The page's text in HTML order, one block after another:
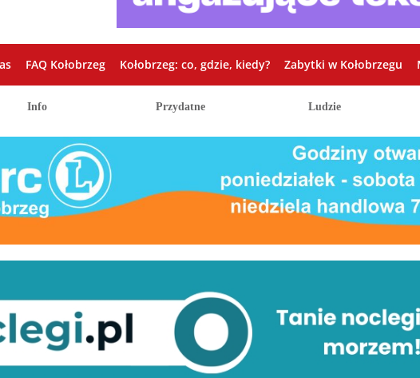
FAQ Kołobrzeg Kołobrzeg: co, gdzie, kiedy? Zabytki w Kołobrzegu
Info Przydatne Ludzie